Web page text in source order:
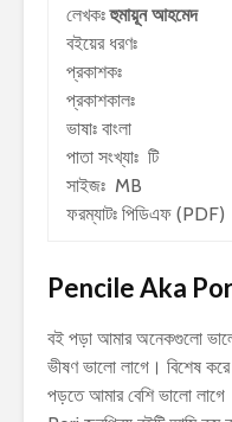
লেখকঃহুমায়ূন আহমেদ
বইয়ের ধরণঃ
প্রকাশকঃ
প্রকাশকালঃ
ভাষাঃ বাংলা
পাতা সংখ্যাঃ টি
সাইজঃ MB
ফরম্যাটঃ পিডিএফ (PDF)
Pencile Aka
বই পড়া আমার অনেকগুলো
ভীষণ ভালো লাগে। বিশেষ
পড়তে আমার বেশি ভালো